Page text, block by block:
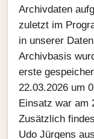
Archivdaten
zuletzt im
in unserer
Archivbasis
erste
22.03.2026 um
Einsatz war am
Zusätzlich
Udo Jürgens